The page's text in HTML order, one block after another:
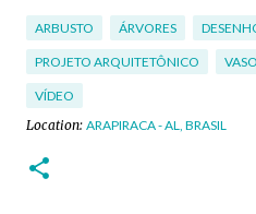
ARBUSTO ÁRVORES
PROJETO ARQUITETÔNICO
VÍDEO
Location: ARAPIRACA - AL, BRASIL